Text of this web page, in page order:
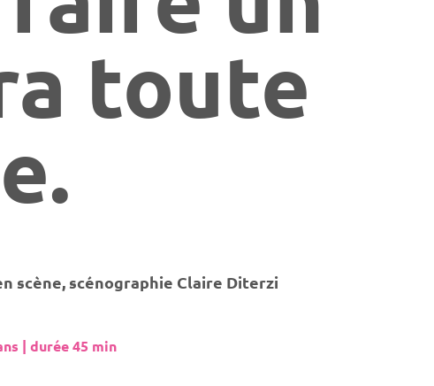
toute
scène, scénographie Claire Diterzi
| durée 45 min